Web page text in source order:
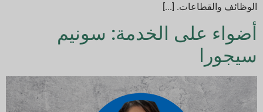
الوظائف والقطاعات. [...]
أضواء على الخدمة: سونيم
سيجورا